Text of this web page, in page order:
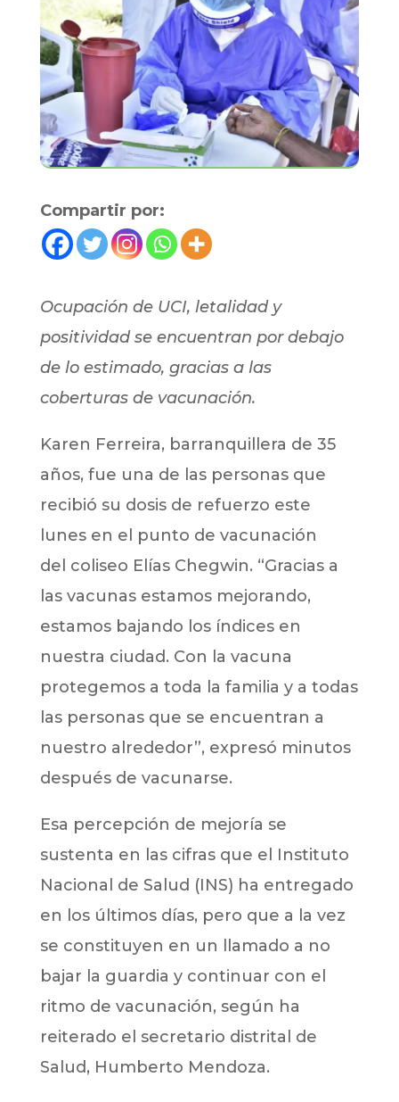
Compartir por:
Ocupación de UCI, letalidad y
positividad se encuentran por debajo
de lo estimado, gracias a las
coberturas de vacunación.
Karen Ferreira, barranquillera de 35
años, fue una de las personas que
recibió su dosis de refuerzo este
lunes en el punto de vacunación
del coliseo Elías Chegwin. “Gracias a
las vacunas estamos mejorando,
estamos bajando los índices en
nuestra ciudad. Con la vacuna
protegemos a toda la familia y a todas
las personas que se encuentran a
nuestro alrededor”, expresó minutos
después de vacunarse.
Esa percepción de mejoría se
sustenta en las cifras que el Instituto
Nacional de Salud (INS) ha entregado
en los últimos días, pero que a la vez
se constituyen en un llamado a no
bajar la guardia y continuar con el
ritmo de vacunación, según ha
reiterado el secretario distrital de
Salud, Humberto Mendoza.